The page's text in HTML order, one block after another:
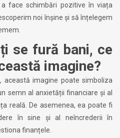
face schimbări pozitive în viața
noi înșine și să înțelegem
se fură bani, ce
imagine?
imagine poate simboliza
semn al anxietății financiare și al
reală. De asemenea, ea poate fi
în sine și al neîncrederii în
finanțele.